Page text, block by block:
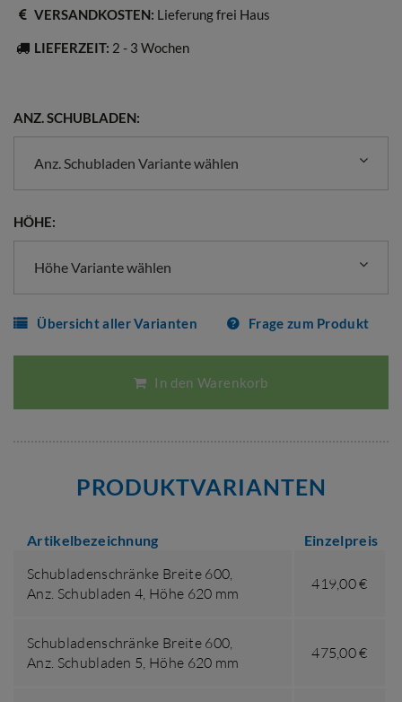
VERSANDKOSTEN: Lieferung frei Haus
LIEFERZEIT: 2 - 3 Wochen
ANZ. SCHUBLADEN:
Anz. Schubladen Variante wählen
HÖHE:
Höhe Variante wählen
Übersicht aller Varianten Frage zum Produkt
In den Warenkorb
PRODUKTVARIANTEN
Artikelbezeichnung Einzelpreis
Schubladenschränke Breite 600,
Anz. Schubladen 4, Höhe 620 mm
419,00 €
Schubladenschränke Breite 600,
Anz. Schubladen 5, Höhe 620 mm
475,00 €